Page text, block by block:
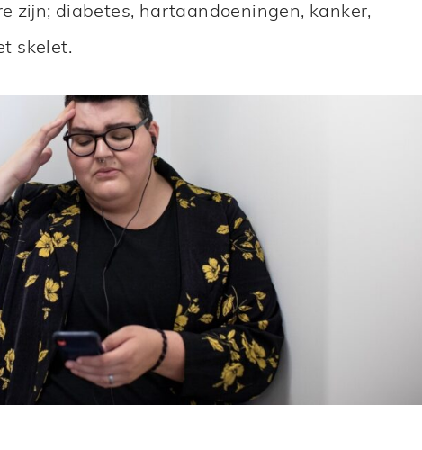
zijn; diabetes, hartaandoeningen, kanker,
skelet.